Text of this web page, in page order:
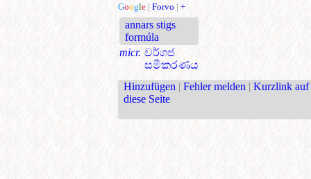
Google | Forvo | +
annars stigs
formúla
micr. වර්ගජ
සමීකරණය
Hinzufügen | Fehler melden | Kurzlink auf
diese Seite